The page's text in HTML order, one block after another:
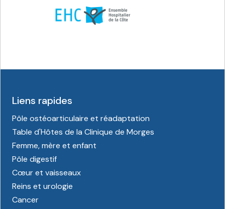
Liens rapides
Pôle ostéoarticulaire et réadaptation
Table d'Hôtes de la Clinique de Morges
Femme, mère et enfant
Pôle digestif
Cœur et vaisseaux
Reins et urologie
Cancer